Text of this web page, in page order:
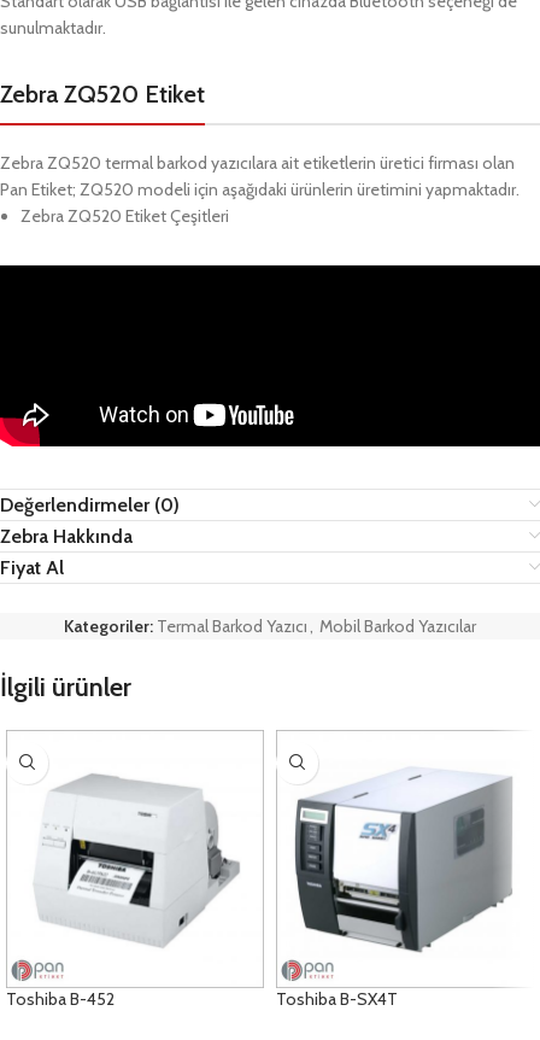
sunulmaktadır.
Zebra ZQ520 Etiket
Zebra ZQ520 termal barkod yazıcılara ait etiketlerin üretici firması olan
Pan Etiket; ZQ520 modeli için aşağıdaki ürünlerin üretimini yapmaktadır.
Zebra ZQ520 Etiket Çeşitleri
Değerlendirmeler (0)
Zebra Hakkında
Fiyat Al
Kategoriler: Termal Barkod Yazıcı, Mobil Barkod Yazıcılar
İlgili ürünler
Toshiba B-452 Toshiba B-SX4T